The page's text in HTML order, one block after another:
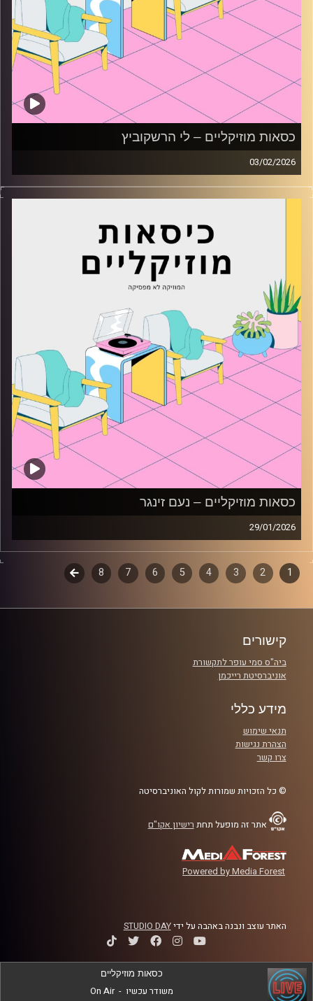
כסאות מוזיקליים – לי הרשקוביץ
03/02/2026
כסאות מוזיקליים עם לי הרשקוביץ
כסאות מוזיקליים – נעם זינגר
29/01/2026
כסאות מוזיקליים עם נעם זינגר
קרדיט תמונות:AudioVersity
דפדוף
1
2
3
4
5
6
7
8
לשלב
קישורים
ביה"ס סמי עופר לתקשורת
אוניברסיטת רייכמן
מידע כללי
תנאי שימוש
הצהרת נגישות
צרו קשר
© כל הזכויות שמורות לקול האוניברסיטה
אתר זה מופעל תחת רישיון אקו"ם
Powered by Media Forest
האתר עוצב ונבנה באהבה על ידיSTUDIO DAY
כסאות מוזיקליים
משודר עכשיו -
On Air